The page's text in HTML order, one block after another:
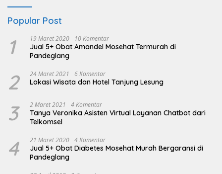
Popular Post
1 19 Maret 2020 10 Komentar
Jual 5+ Obat Amandel Mosehat Termurah di
Pandeglang
2 24 Maret 2021 6 Komentar
Lokasi Wisata dan Hotel Tanjung Lesung
3 2 Maret 2021 4 Komentar
Tanya Veronika Asisten Virtual Layanan Chatbot dari
Telkomsel
4 21 Maret 2020 4 Komentar
Jual 5+ Obat Diabetes Mosehat Murah Bergaransi di
Pandeglang